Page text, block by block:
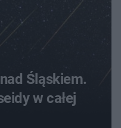
Śląskiem.
w całej